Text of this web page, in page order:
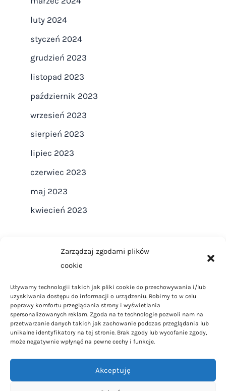
Zarządzaj zgodami plików
cookie
Używamy technologii takich jak pliki cookie do przechowywania i/lub
uzyskiwania dostępu do informacji o urządzeniu. Robimy to w celu
poprawy komfortu przeglądania strony i wyświetlania
spersonalizowanych reklam. Zgoda na te technologie pozwoli nam na
przetwarzanie danych takich jak zachowanie podczas przeglądania lub
unikalne identyfikatory na tej stronie. Brak zgody lub wycofanie zgody,
może negatywnie wpłynąć na pewne cechy i funkcje.
Akceptuję
luty 2024
styczeń 2024
grudzień 2023
listopad 2023
październik 2023
wrzesień 2023
sierpień 2023
lipiec 2023
czerwiec 2023
maj 2023
kwiecień 2023
Regulamin
Polityka Prywatności
Polityka Cookies
Kontakt
Styl życia